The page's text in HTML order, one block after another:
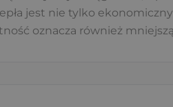
jest nie tylko
oznacza również